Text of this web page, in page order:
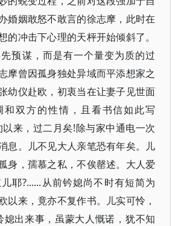
婚姻敢怒不敢言的徐志摩，此时在
的冲击下心理的天枰开始倾斜了。
预谋，而是有一个量变为质的过
摩曾因孤身独处异域而平添想家之
幼仪赴欧，初衷当在让妻子见世面
和双方的性情，且看书信如此写
来，过二月矣!除与家中通电一次
息。儿不见大人亲笔恐有年矣。儿
身，孺慕之私，不俟罄述。大人爱
耶?......从前钤媳尚不时有短简为
以来，竟亦不复作书。儿实可怜，
媳出来事，虽蒙大人慨诺，犹不知